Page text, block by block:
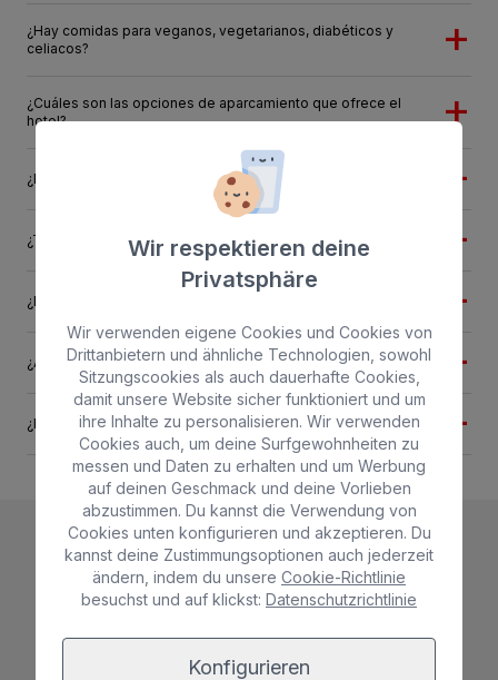
¿Hay comidas para veganos, vegetarianos, diabéticos y
celiacos?
¿Cuáles son las opciones de aparcamiento que ofrece el
hotel?
¿Hay habitaciones adaptadas en el hotel?
¿Tienen servicio de transfer desde o hacia el aeropuerto?
¿Disponen aire acondicionado el hotel?
¿Alquilan toallas y albornoces para el spa y la piscina?
¿Pueden entrar los niños al Wellness?
Wir respektieren deine
Privatsphäre
Wir verwenden eigene Cookies und Cookies von
Drittanbietern und ähnliche Technologien, sowohl
Sitzungscookies als auch dauerhafte Cookies,
damit unsere Website sicher funktioniert und um
ihre Inhalte zu personalisieren. Wir verwenden
Cookies auch, um deine Surfgewohnheiten zu
messen und Daten zu erhalten und um Werbung
auf deinen Geschmack und deine Vorlieben
abzustimmen. Du kannst die Verwendung von
Cookies unten konfigurieren und akzeptieren. Du
kannst deine Zustimmungsoptionen auch jederzeit
ändern, indem du unsere Cookie-Richtlinie
besuchst und auf klickst: Datenschutzrichtlinie
Konfigurieren